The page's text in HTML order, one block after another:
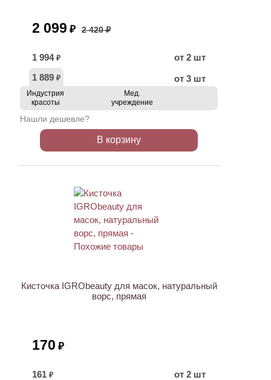
2 099 ₽ 2 420 ₽
1 994 ₽
от 2 шт
1 889 ₽ от 3 шт
Индустрия
красоты
Мед.
учреждение
Нашли дешевле?
В корзину
Кисточка IGRObeauty для масок, натуральный
ворс, прямая
170 ₽
161 ₽
от 2 шт